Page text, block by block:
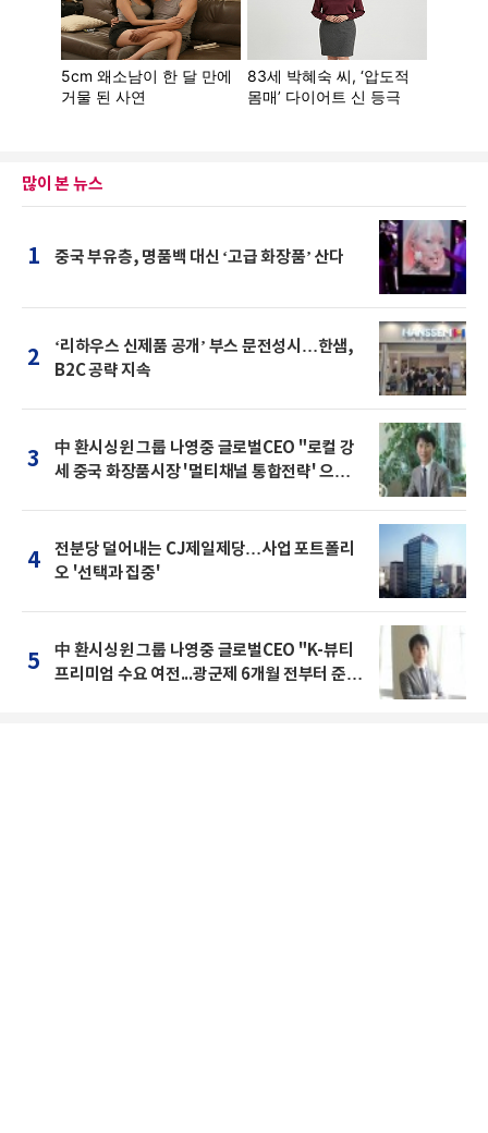
많이 본 뉴스
1 중국 부유층, 명품백 대신 ‘고급 화장품’ 산다
2
‘리하우스 신제품 공개’ 부스 문전성시…한샘,
B2C 공략 지속
3
中 환시싱윈 그룹 나영중 글로벌CEO "로컬 강
세 중국 화장품시장 '멀티채널 통합전략' 으로
4
전분당 덜어내는 CJ제일제당…사업 포트폴리
오 '선택과 집중'
5
中 환시싱윈 그룹 나영중 글로벌CEO "K-뷰티
프리미엄 수요 여전...광군제 6개월 전부터 준비